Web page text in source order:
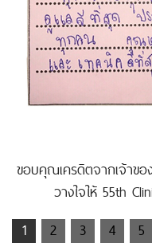
ขอบคุณเครดิตจากเจ้าข
วางใจให้ 55th
1
2 3 4 5